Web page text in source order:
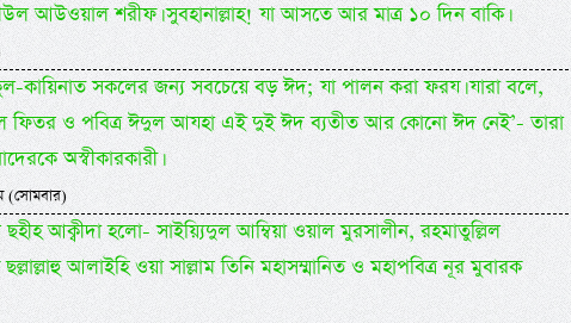
আউওয়াল শরীফ। সুবহানাল্লাহ! যা আসতে আর মাত্র ১০ দিন বাকি।
কায়িনাত সকলের জন্য সবচেয়ে বড় ঈদ; যা পালন করা ফরয। যারা বলে,
ফিতর ও পবিত্র ঈদুল আযহা এই দুই ঈদ ব্যতীত আর কোনো ঈদ নেই’- তারা
অস্বীকারকারী।
(সোমবার)
আক্বীদা হলো- সাইয়্যিদুল আম্বিয়া ওয়াল মুরসালীন, রহমাতুল্লিল
আলাইহি ওয়া সাল্লাম তিনি মহাসম্মানিত ও মহাপবিত্র নূর মুবারক